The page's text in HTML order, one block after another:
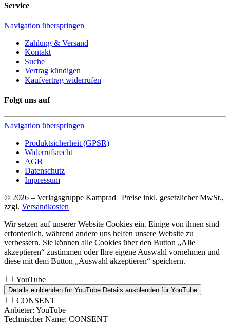
Service
Navigation überspringen
Zahlung & Versand
Kontakt
Suche
Vertrag kündigen
Kaufvertrag widerrufen
Folgt uns auf
Navigation überspringen
Produktsicherheit (GPSR)
Widerrufsrecht
AGB
Datenschutz
Impressum
© 2026 – Verlagsgruppe Kamprad | Preise inkl. gesetzlicher MwSt.,
zzgl. Versandkosten
Wir setzen auf unserer Website Cookies ein. Einige von ihnen sind
erforderlich, während andere uns helfen unsere Website zu
verbessern. Sie können alle Cookies über den Button „Alle
akzeptieren“ zustimmen oder Ihre eigene Auswahl vornehmen und
diese mit dem Button „Auswahl akzeptieren“ speichern.
YouTube
Details einblenden für YouTube Details ausblenden für YouTube
CONSENT
Anbieter: YouTube
Technischer Name: CONSENT